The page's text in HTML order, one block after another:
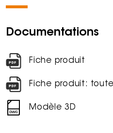
Documentations
Fiche produit
Fiche produit:
Modèle 3D